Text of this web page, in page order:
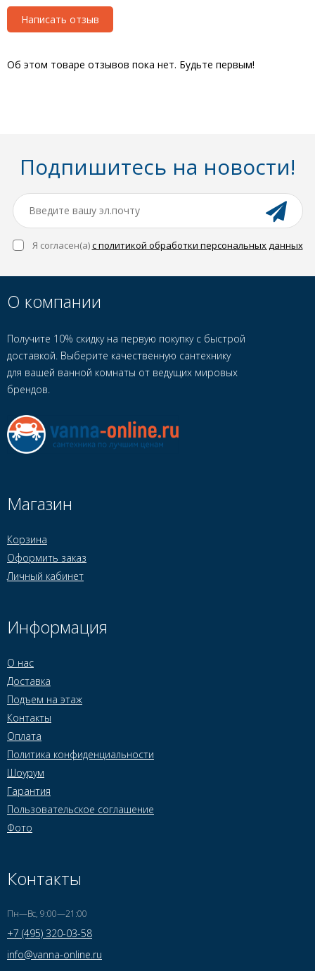
Написать отзыв
Об этом товаре отзывов пока нет. Будьте первым!
Подпишитесь на новости!
Я согласен(a)с политикой обработки персональных данных
О компании
Получите 10% скидку на первую покупку с быстрой
доставкой. Выберите качественную сантехнику
для вашей ванной комнаты от ведущих мировых
брендов.
Магазин
Корзина
Оформить заказ
Личный кабинет
Информация
О нас
Доставка
Подъем на этаж
Контакты
Оплата
Политика конфиденциальности
Шоурум
Гарантия
Пользовательское соглашение
Фото
Контакты
Пн—Вс, 9:00—21:00
+7 (495) 320-03-58
info@vanna-online.ru